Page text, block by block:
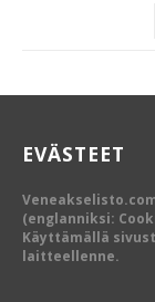
EVÄSTEET
(englanniksi:
Käyttämällä
laitteellenne.